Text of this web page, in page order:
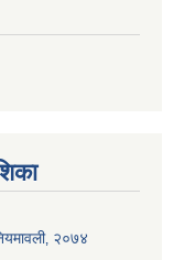
२०७४